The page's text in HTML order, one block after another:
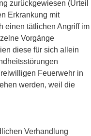
zurückgewiesen (Urteil
Erkrankung mit
einen tätlichen Angriff im
Vorgänge
diese für sich allein
Feuerwehr in
werden, weil die
Verhandlung